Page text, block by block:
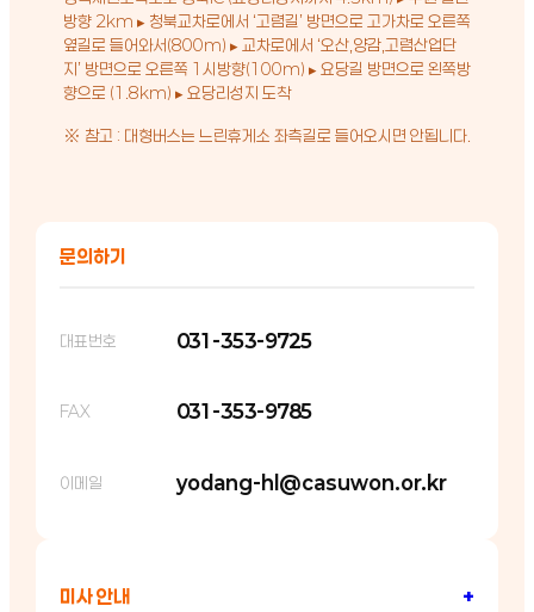
방향 2km ▸ 청북교차로에서 ‘고렴길’ 방면으로 고가차로 오른쪽
옆길로 들어와서(800m) ▸ 교차로에서 ‘오산,양감,고렴산업단
지’ 방면으로 오른쪽 1시방향(100m) ▸ 요당길 방면으로 왼쪽방
향으로 (1.8km) ▸ 요당리성지 도착
※ 참고 : 대형버스는 느린휴게소 좌측길로 들어오시면 안됩니다.
문의하기
대표번호 031-353-9725
FAX 031-353-9785
이메일 yodang-hl@casuwon.or.kr
미사 안내 +